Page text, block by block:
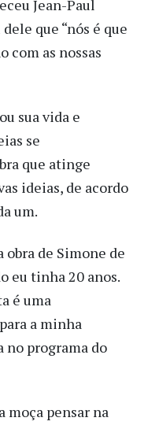
Jean-Paul
que “nós é que
com as nossas
sua vida e
se
que atinge
ideias, de acordo
um.
obra de Simone de
eu tinha 20 anos.
é uma
a minha
no programa do
moça pensar na